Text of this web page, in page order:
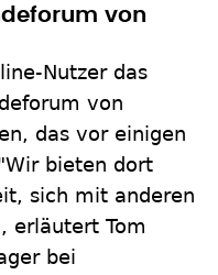
von
Nutzer das
von
das vor einigen
bieten dort
sich mit anderen
erläutert Tom
bei